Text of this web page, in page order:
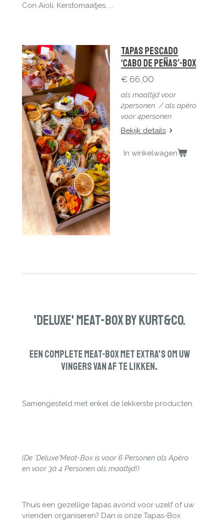
Con Aioli, Kerstomaatjes, ...
Tapas Pescado
‘Cabo de Peñas’-Box
€ 66,00
als maaltijd voor
2personen / als apéro
voor 4personen
Bekijk details
In winkelwagen
'Deluxe' Meat-Box by Kurt&Co.
Een complete Meat-Box met extra's om uw
vingers van af te likken.
Samengesteld met enkel de lekkerste producten.
(De 'Deluxe'Meat-Box is voor 6 Personen als Apéro
en voor 3à 4 Personen als maaltijd!)
Thuis een gezellige tapas avond voor uzelf of uw
vrienden organiseren? Dan is onze Tapas-Box